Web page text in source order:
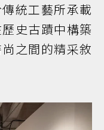
統工藝所承載
史古蹟中構築
之間的精采敘